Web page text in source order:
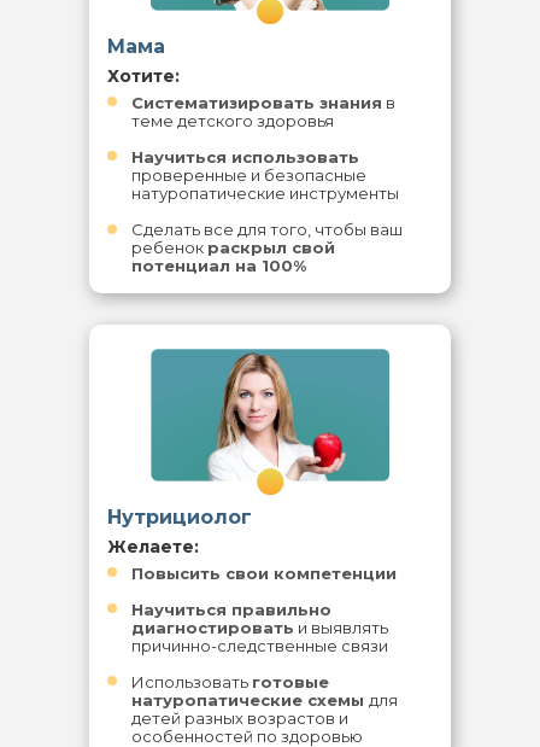
Систематизировать знания в
теме детского здоровья
Научиться использовать
проверенные и безопасные
натуропатические инструменты
Сделать все для того, чтобы ваш
ребенок раскрыл свой
потенциал на 100%
Хотите:
Мама
Повысить свои компетенции
Научиться правильно
диагностировать и выявлять
причинно-следственные связи
Использовать готовые
натуропатические схемы для
детей разных возрастов и
особенностей по здоровью
Желаете:
Нутрициолог